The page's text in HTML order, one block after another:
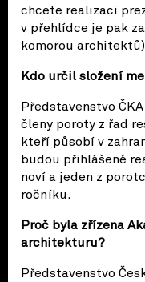
chcete realizaci
v přehlídce je pak
komorou
Kdo určil složení
Představenstvo
členy poroty z řad
kteří působí v
budou přihlášené
noví a jeden z
ročníku.
Proč byla zřízena
architekturu?
Představenstvo